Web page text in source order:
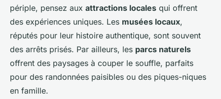
périple, pensez aux attractions locales qui offrent
des expériences uniques. Les musées locaux,
réputés pour leur histoire authentique, sont souvent
des arrêts prisés. Par ailleurs, les parcs naturels
offrent des paysages à couper le souffle, parfaits
pour des randonnées paisibles ou des piques-niques
en famille.